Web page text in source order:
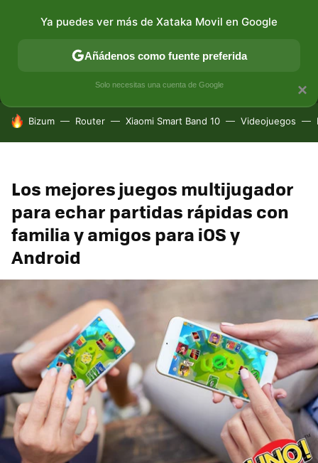
MÓVIL Y SOCIEDAD APLICACIONES
HOY SE HABLA DE
Bizum Router Xiaomi Smart Band 10 Videojuegos
Los mejores juegos multijugador
para echar partidas rápidas con
familia y amigos para iOS y
Android
×
Ya puedes ver más de Xataka Movil en Google
Añádenos como fuente preferida
Solo necesitas una cuenta de Google